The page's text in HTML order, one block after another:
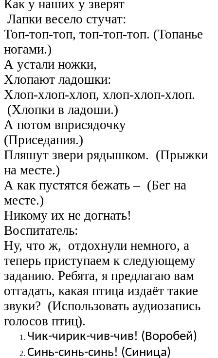
Как у наших у зверят
Лапки весело стучат:
Топ-топ-топ, топ-топ-топ. (Топанье
ногами.)
А устали ножки,
Хлопают ладошки:
Хлоп-хлоп-хлоп, хлоп-хлоп-хлоп.
(Хлопки в ладоши.)
А потом вприсядочку
(Приседания.)
Пляшут звери рядышком. (Прыжки
на месте.)
А как пустятся бежать – (Бег на
месте.)
Никому их не догнать!
Воспитатель:
Ну, что ж, отдохнули немного, а
теперь приступаем к следующему
заданию. Ребята, я предлагаю вам
отгадать, какая птица издаёт такие
звуки? (Использовать аудиозапись
голосов птиц).
Чик-чирик-чив-чив! (Воробей)
Синь-синь-синь! (Синица)